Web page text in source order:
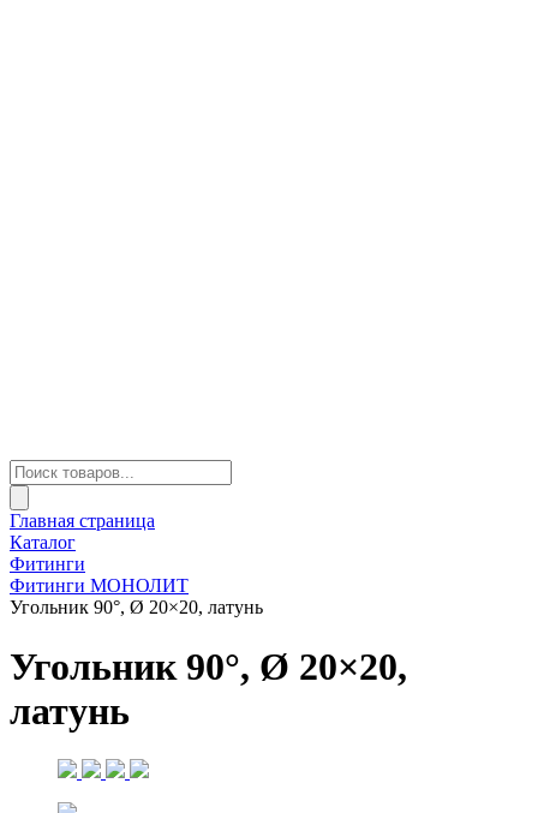
Главная страница
Каталог
Фитинги
Фитинги МОНОЛИТ
Угольник 90°, Ø 20×20, латунь
Угольник 90°, Ø 20×20,
латунь